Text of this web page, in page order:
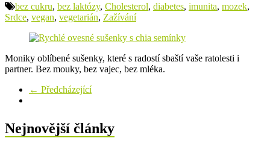
bez cukru, bez laktózy, Cholesterol, diabetes, imunita, mozek,
Srdce, vegan, vegetarián, Zažívání
Moniky oblíbené sušenky, které s radostí sbaští vaše ratolesti i
partner. Bez mouky, bez vajec, bez mléka.
← Předcházející
Nejnovější články